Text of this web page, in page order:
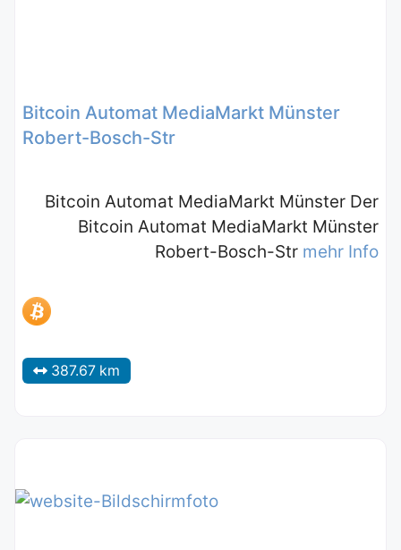
Bitcoin Automat MediaMarkt Münster
Robert-Bosch-Str
Bitcoin Automat MediaMarkt Münster Der
Bitcoin Automat MediaMarkt Münster
Robert-Bosch-Str mehr Info
387.67 km